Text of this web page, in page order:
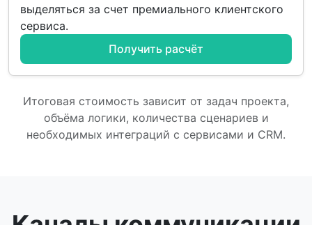
выделяться за счет премиального клиентского
сервиса.
Получить расчёт
Итоговая стоимость зависит от задач проекта,
объёма логики, количества сценариев и
необходимых интеграций с сервисами и CRM.